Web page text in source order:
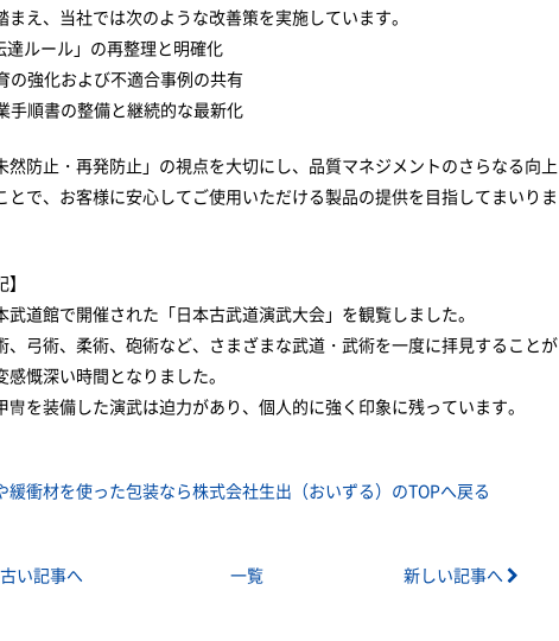
まえ、当社では次のような改善策を実施しています。
達ルール」の再整理と明確化
の強化および不適合事例の共有
手順書の整備と継続的な最新化
然防止・再発防止」の視点を大切にし、品質マネジメントのさらなる向上
とで、お客様に安心してご使用いただける製品の提供を目指してまいりま
武道館で開催された「日本古武道演武大会」を観覧しました。
、弓術、柔術、砲術など、さまざまな武道・武術を一度に拝見することが
感慨深い時間となりました。
冑を装備した演武は迫力があり、個人的に強く印象に残っています。
緩衝材を使った包装なら株式会社生出（おいずる）のTOPへ戻る
い記事へ 一覧 新しい記事へ